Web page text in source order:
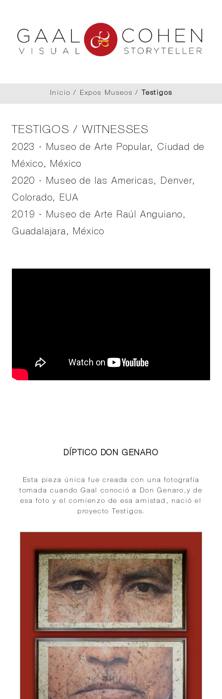
Inicio / Expos Museos / Testigos
TESTIGOS / WITNESSES
2023 · Museo de Arte Popular, Ciudad de
México, México
2020 · Museo de las Americas, Denver,
Colorado, EUA
2019 · Museo de Arte Raúl Anguiano,
Guadalajara, México
DÍPTICO DON GENARO
Esta pieza única fue creada con una fotografía
tomada cuando Gaal conoció a Don Genaro, y de
esa foto y el comienzo de esa amistad, nació el
proyecto Testigos.